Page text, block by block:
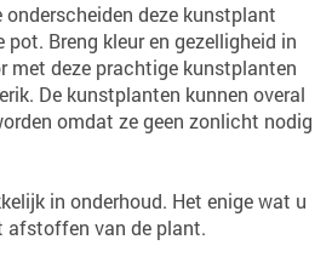
deze kunstplant
Breng kleur en gezelligheid in
met deze prachtige kunstplanten
De kunstplanten kunnen overal
omdat ze geen zonlicht nodig
in onderhoud. Het enige wat u
afstoffen van de plant.